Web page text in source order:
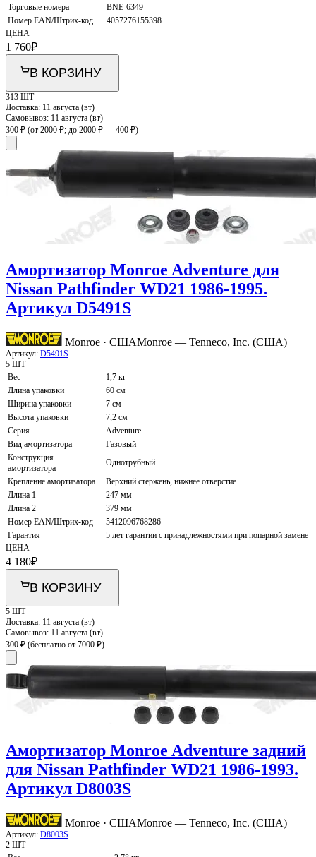
Торговые номера
BNE-6349
Номер EAN/Штрих-код
4057276155398
ЦЕНА
1 760₽
В КОРЗИНУ
313 ШТ
Доставка: 11 августа (вт)
Самовывоз: 11 августа (вт)
300 ₽ (от 2000 ₽; до 2000 ₽ — 400 ₽)
Амортизатор Monroe Adventure для
Nissan Pathfinder WD21 1986-1995.
Артикул D5491S
Monroe · СШАMonroe — Tenneco, Inc. (США)
Артикул: D5491S
5 ШТ
Вес
1,7 кг
Длина упаковки
60 см
Ширина упаковки
7 см
Высота упаковки
7,2 см
Серия
Adventure
Вид амортизатора
Газовый
Конструкция
амортизатора
Однотрубный
Крепление амортизатора
Верхний стержень, нижнее отверстие
Длина 1
247 мм
Длина 2
379 мм
Номер EAN/Штрих-код
5412096768286
Гарантия
5 лет гарантии с принадлежностями при попарной замене
ЦЕНА
4 180₽
В КОРЗИНУ
5 ШТ
Доставка: 11 августа (вт)
Самовывоз: 11 августа (вт)
300 ₽ (бесплатно от 7000 ₽)
Амортизатор Monroe Adventure задний
для Nissan Pathfinder WD21 1986-1993.
Артикул D8003S
Monroe · СШАMonroe — Tenneco, Inc. (США)
Артикул: D8003S
2 ШТ